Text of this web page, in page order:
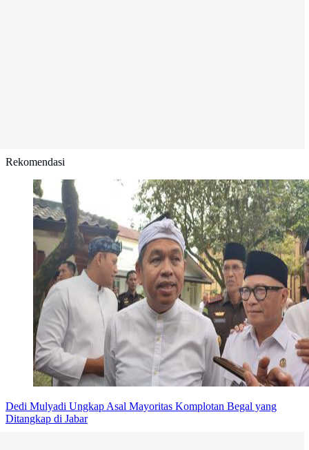
Rekomendasi
Dedi Mulyadi Ungkap Asal Mayoritas Komplotan Begal yang
Ditangkap di Jabar